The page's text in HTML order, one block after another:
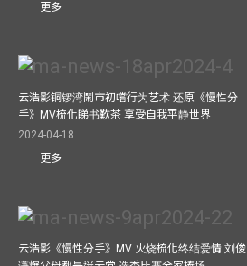
更多
云浩影铜锣湾鬧市初嚐行为艺术 还原《慢性分
手》MV梳化睇书歎茶 享受自我平静世界
2024-04-18
更多
云浩影《慢性分手》MV 火烧梳化终结爱情 刘俊